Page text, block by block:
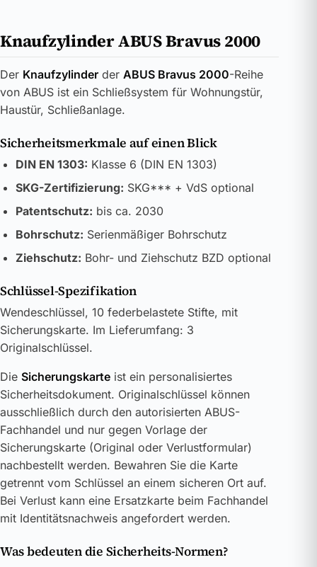
Knaufzylinder ABUS Bravus 2000
Der Knaufzylinder der ABUS Bravus 2000-Reihe
von ABUS ist ein Schließsystem für Wohnungstür,
Haustür, Schließanlage.
Sicherheitsmerkmale auf einen Blick
DIN EN 1303: Klasse 6 (DIN EN 1303)
SKG-Zertifizierung: SKG*** + VdS optional
Patentschutz: bis ca. 2030
Bohrschutz: Serienmäßiger Bohrschutz
Ziehschutz: Bohr- und Ziehschutz BZD optional
Schlüssel-Spezifikation
Wendeschlüssel, 10 federbelastete Stifte, mit
Sicherungskarte. Im Lieferumfang: 3
Originalschlüssel.
Die Sicherungskarte ist ein personalisiertes
Sicherheitsdokument. Originalschlüssel können
ausschließlich durch den autorisierten ABUS-
Fachhandel und nur gegen Vorlage der
Sicherungskarte (Original oder Verlustformular)
nachbestellt werden. Bewahren Sie die Karte
getrennt vom Schlüssel an einem sicheren Ort auf.
Bei Verlust kann eine Ersatzkarte beim Fachhandel
mit Identitätsnachweis angefordert werden.
Was bedeuten die Sicherheits-Normen?